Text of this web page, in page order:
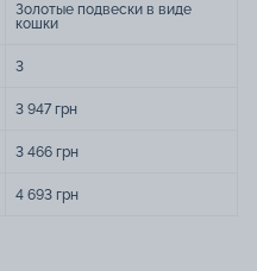
Золотые подвески в виде
кошки
3
3 947 грн
3 466 грн
4 693 грн